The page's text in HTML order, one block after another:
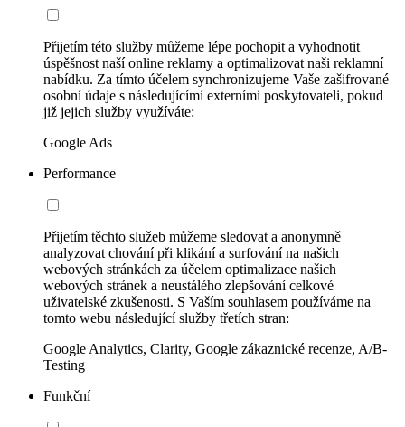
Přijetím této služby můžeme lépe pochopit a vyhodnotit
úspěšnost naší online reklamy a optimalizovat naši reklamní
nabídku. Za tímto účelem synchronizujeme Vaše zašifrované
osobní údaje s následujícími externími poskytovateli, pokud
již jejich služby využíváte:
Google Ads
Performance
Přijetím těchto služeb můžeme sledovat a anonymně
analyzovat chování při klikání a surfování na našich
webových stránkách za účelem optimalizace našich
webových stránek a neustálého zlepšování celkové
uživatelské zkušenosti. S Vaším souhlasem používáme na
tomto webu následující služby třetích stran:
Google Analytics, Clarity, Google zákaznické recenze, A/B-
Testing
Funkční